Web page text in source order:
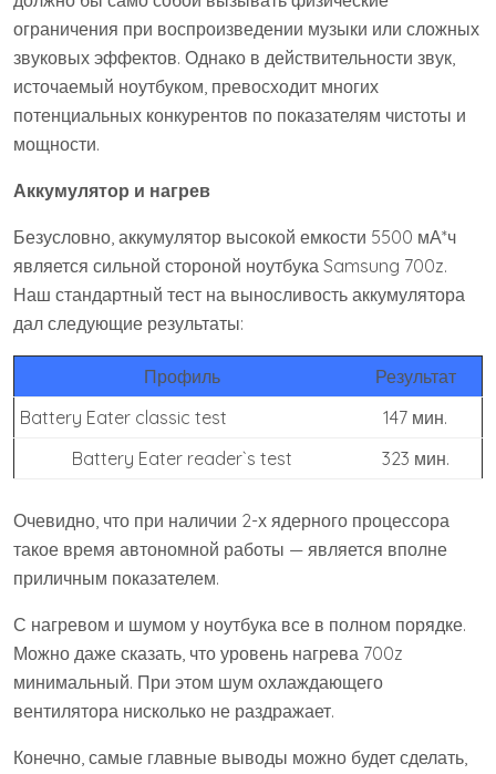
ограничения при воспроизведении музыки или сложных
звуковых эффектов. Однако в действительности звук,
источаемый ноутбуком, превосходит многих
потенциальных конкурентов по показателям чистоты и
мощности.
Аккумулятор и нагрев
Безусловно, аккумулятор высокой емкости 5500 мА*ч
является сильной стороной ноутбука Samsung 700z.
Наш стандартный тест на выносливость аккумулятора
дал следующие результаты:
Профиль
Результат
Battery Eater classic test
147 мин.
Battery Eater reader`s test
323 мин.
Очевидно, что при наличии 2-х ядерного процессора
такое время автономной работы — является вполне
приличным показателем.
С нагревом и шумом у ноутбука все в полном порядке.
Можно даже сказать, что уровень нагрева 700z
минимальный. При этом шум охлаждающего
вентилятора нисколько не раздражает.
Конечно, самые главные выводы можно будет сделать,